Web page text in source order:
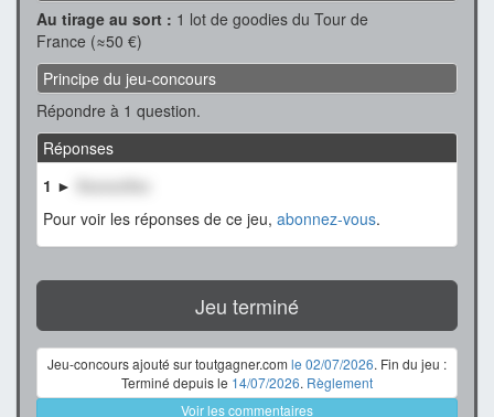
Au tirage au sort : 1 lot de goodies du Tour de
France (≈50 €)
Principe du jeu-concours
Répondre à 1 question.
Réponses
1 ►
Pour voir les réponses de ce jeu, abonnez-vous.
Jeu terminé
Jeu-concours ajouté sur toutgagner.com le 02/07/2026. Fin du jeu :
Terminé depuis le 14/07/2026. Règlement
Voir les commentaires